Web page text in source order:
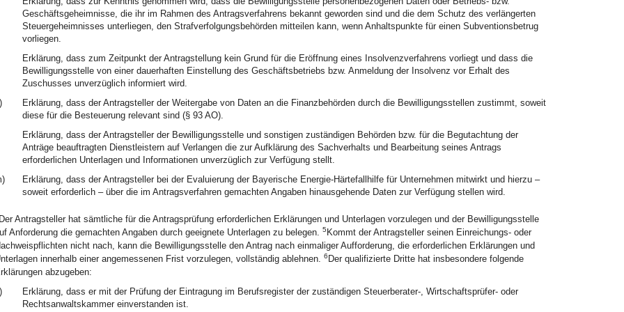
Geschäftsgeheimnisse, die ihr im Rahmen des Antragsverfahrens bekannt geworden sind und die dem Schutz des verlängerten
Steuergeheimnisses unterliegen, den Strafverfolgungsbehörden mitteilen kann, wenn Anhaltspunkte für einen Subventionsbetrug
vorliegen.
Erklärung, dass zum Zeitpunkt der Antragstellung kein Grund für die Eröffnung eines Insolvenzverfahrens vorliegt und dass die
Bewilligungsstelle von einer dauerhaften Einstellung des Geschäftsbetriebs bzw. Anmeldung der Insolvenz vor Erhalt des
Zuschusses unverzüglich informiert wird.
Erklärung, dass der Antragsteller der Weitergabe von Daten an die Finanzbehörden durch die Bewilligungsstellen zustimmt, soweit
diese für die Besteuerung relevant sind (§ 93 AO).
Erklärung, dass der Antragsteller der Bewilligungsstelle und sonstigen zuständigen Behörden bzw. für die Begutachtung der
Anträge beauftragten Dienstleistern auf Verlangen die zur Aufklärung des Sachverhalts und Bearbeitung seines Antrags
erforderlichen Unterlagen und Informationen unverzüglich zur Verfügung stellt.
Erklärung, dass der Antragsteller bei der Evaluierung der Bayerische Energie-Härtefallhilfe für Unternehmen mitwirkt und hierzu –
soweit erforderlich – über die im Antragsverfahren gemachten Angaben hinausgehende Daten zur Verfügung stellen wird.
Antragsteller hat sämtliche für die Antragsprüfung erforderlichen Erklärungen und Unterlagen vorzulegen und der Bewilligungsstelle
Anforderung die gemachten Angaben durch geeignete Unterlagen zu belegen. 5 Kommt der Antragsteller seinen Einreichungs- oder
nicht nach, kann die Bewilligungsstelle den Antrag nach einmaliger Aufforderung, die erforderlichen Erklärungen und
innerhalb einer angemessenen Frist vorzulegen, vollständig ablehnen. 6 Der qualifizierte Dritte hat insbesondere folgende
abzugeben:
Erklärung, dass er mit der Prüfung der Eintragung im Berufsregister der zuständigen Steuerberater-, Wirtschaftsprüfer- oder
Rechtsanwaltskammer einverstanden ist.